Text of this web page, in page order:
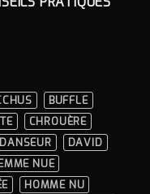
BUFFLE
CHROUÈRE
DANSEUR
DAVID
NUE
HOMME NU